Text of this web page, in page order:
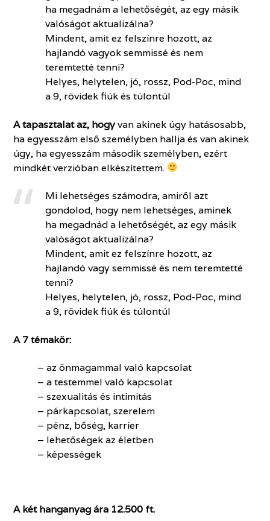
ha megadnám a lehetőségét, az egy másik
valóságot aktualizálna?
Mindent, amit ez felszínre hozott, az
hajlandó vagyok semmissé és nem
teremtetté tenni?
Helyes, helytelen, jó, rossz, Pod-Poc, mind
a 9, rövidek fiúk és túlontúl
A tapasztalat az, hogyvan akinek úgy hatásosabb,
ha egyesszám első személyben hallja és van akinek
úgy, ha egyesszám második személyben, ezért
mindkét verzióban elkészítettem.
Mi lehetséges számodra, amiről azt
gondolod, hogy nem lehetséges, aminek
ha megadnád a lehetőségét, az egy másik
valóságot aktualizálna?
Mindent, amit ez felszínre hozott, az
hajlandó vagy semmissé és nem teremtetté
tenni?
Helyes, helytelen, jó, rossz, Pod-Poc, mind
a 9, rövidek fiúk és túlontúl
A 7 témakör:
– az önmagammal való kapcsolat
– a testemmel való kapcsolat
– szexualitás és intimitás
– párkapcsolat, szerelem
– pénz, bőség, karrier
– lehetőségek az életben
– képességek
A két hanganyag ára 12.500 ft.